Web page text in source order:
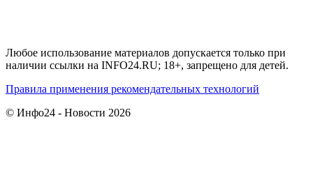
Любое использование материалов допускается только при
наличии ссылки на INFO24.RU; 18+, запрещено для детей.
Правила применения рекомендательных технологий
© Инфо24 - Новости 2026